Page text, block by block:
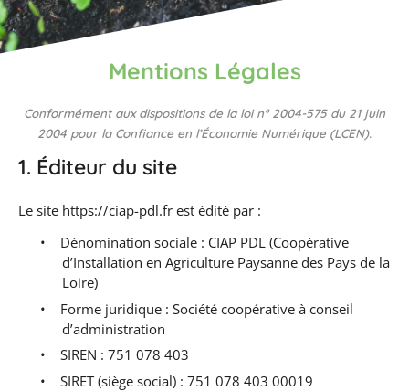
Mentions Légales
Conformément aux dispositions de la loi n° 2004-575 du 21 juin
2004 pour la Confiance en l’Économie Numérique (LCEN).
1. Éditeur du site
Le site https://ciap-pdl.fr est édité par :
•
Dénomination sociale : CIAP PDL (Coopérative
d’Installation en Agriculture Paysanne des Pays de la
Loire)
•
Forme juridique : Société coopérative à conseil
d’administration
•
SIREN : 751 078 403
•
SIRET (siège social) : 751 078 403 00019